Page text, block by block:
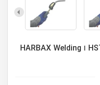
تورچ جوشکاری هارباکس HST-1982 ا HARBAX Welding